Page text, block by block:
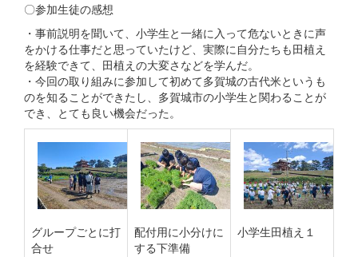
〇参加生徒の感想
・事前説明を聞いて、小学生と一緒に入って危ないときに声
をかける仕事だと思っていたけど、実際に自分たちも田植え
を経験できて、田植えの大変さなどを学んだ。
・今回の取り組みに参加して初めて多賀城の古代米というも
のを知ることができたし、多賀城市の小学生と関わることが
でき、とても良い機会だった。
グループごとに打
合せ
配付用に小分けに
する下準備
小学生田植え１